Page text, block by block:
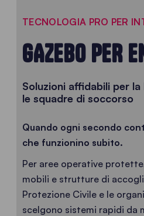
TECNOLOGIA PRO PER
GAZEBO PER
Soluzioni affidabili per
le squadre di soccorso
Quando ogni secondo
che funzionino subito.
Per aree operative
mobili e strutture di
Protezione Civile e le
scelgono sistemi rapidi da